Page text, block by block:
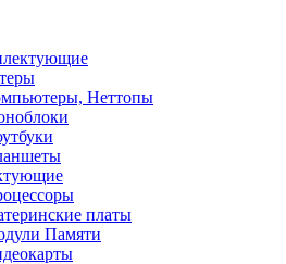
Неттопы
платы
Памяти